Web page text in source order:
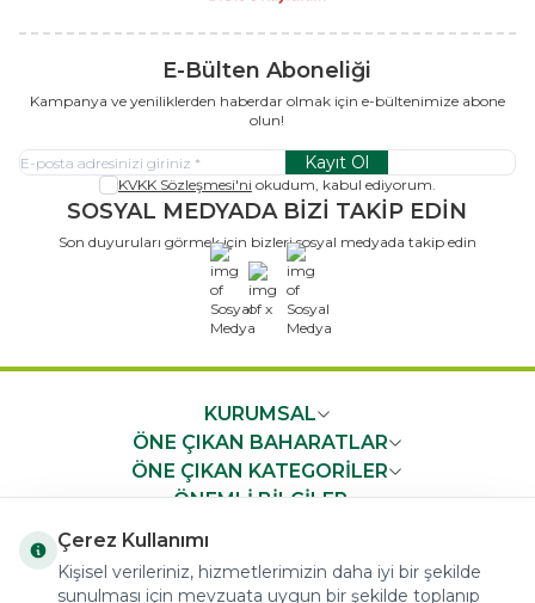
E-Bülten Aboneliği
Kampanya ve yeniliklerden haberdar olmak için e-bültenimize abone
olun!
Kayıt Ol
KVKK Sözleşmesi'ni okudum, kabul ediyorum.
SOSYAL MEDYADA BİZİ TAKİP EDİN
Son duyuruları görmek için bizleri sosyal medyada takip edin
x
KURUMSAL
ÖNE ÇIKAN BAHARATLAR
ÖNE ÇIKAN KATEGORİLER
ÖNEMLİ BİLGİLER
Çerez Kullanımı
Kişisel verileriniz, hizmetlerimizin daha iyi bir şekilde
sunulması için mevzuata uygun bir şekilde toplanıp